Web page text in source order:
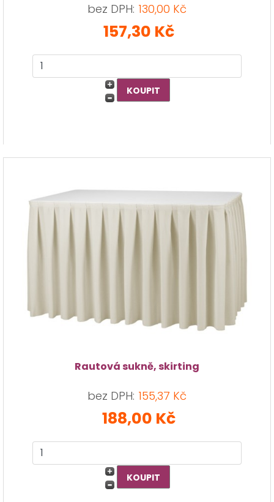
bez DPH: 130,00 Kč
157,30 Kč
Rautová sukně, skirting
bez DPH: 155,37 Kč
188,00 Kč